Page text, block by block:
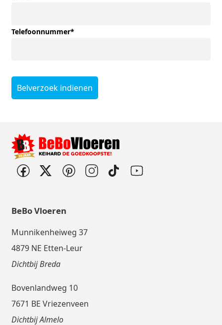
Telefoonnummer*
Belverzoek indienen
BeBo Vloeren
Munnikenheiweg 37
4879 NE Etten-Leur
Dichtbij Breda
Bovenlandweg 10
7671 BE Vriezenveen
Dichtbij Almelo